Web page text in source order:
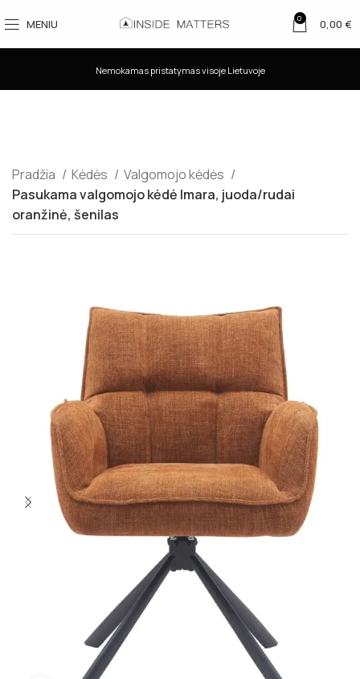
MENIU 0 0,00 €
Nemokamas pristatymas visoje Lietuvoje
Pradžia Kėdės
Valgomojo kėdės
Pasukama valgomojo kėdė Imara, juoda/rudai
oranžinė, šenilas